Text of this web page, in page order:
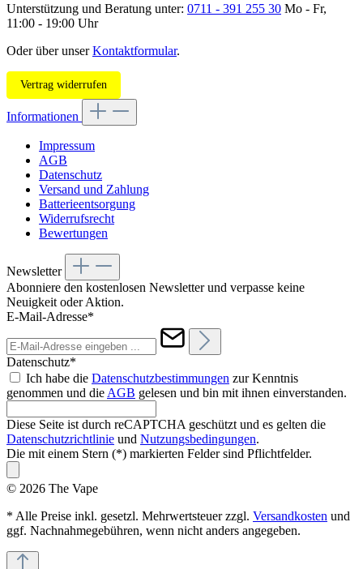
Unterstützung und Beratung unter: 0711 - 391 255 30 Mo - Fr,
11:00 - 19:00 Uhr
Oder über unserKontaktformular.
Vertrag widerrufen
Informationen
Impressum
AGB
Datenschutz
Versand und Zahlung
Batterieentsorgung
Widerrufsrecht
Bewertungen
Newsletter
Abonniere den kostenlosen Newsletter und verpasse keine
Neuigkeit oder Aktion.
E-Mail-Adresse*
Datenschutz*
Ich habe die Datenschutzbestimmungen zur Kenntnis
genommen und die AGB gelesen und bin mit ihnen einverstanden.
Diese Seite ist durch reCAPTCHA geschützt und es gelten die
Datenschutzrichtlinie und Nutzungsbedingungen.
Die mit einem Stern (*) markierten Felder sind Pflichtfelder.
© 2026 The Vape
* Alle Preise inkl. gesetzl. Mehrwertsteuer zzgl. Versandkosten und
ggf. Nachnahmegebühren, wenn nicht anders angegeben.